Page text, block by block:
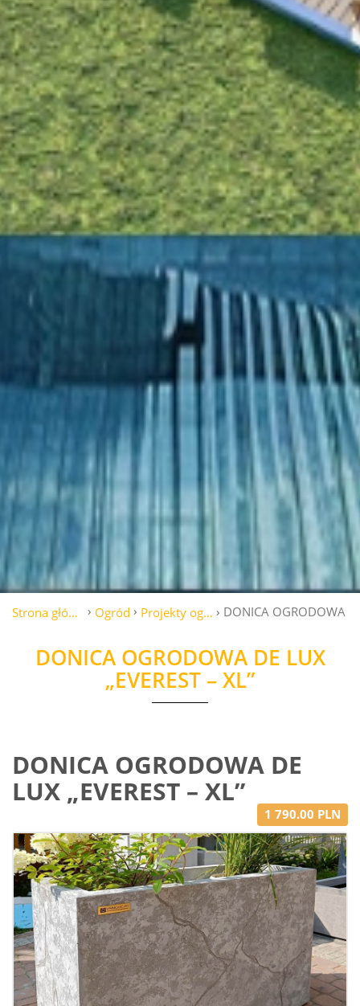
Strona główna Ogród Projekty ogrodów DONICA OGRODOWA
DONICA OGRODOWA DE LUX
„EVEREST – XL”
DONICA OGRODOWA DE
LUX „EVEREST – XL”
1 790.00 PLN